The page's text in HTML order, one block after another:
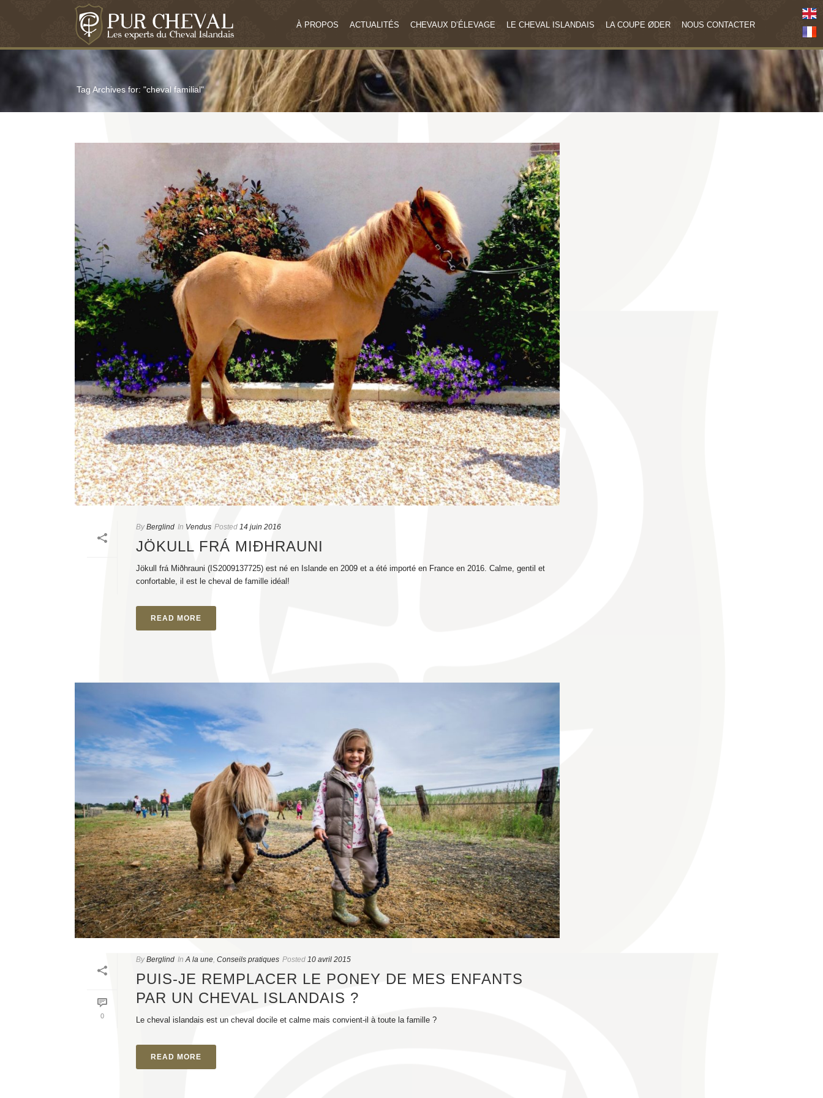
À PROPOS ACTUALITÉS CHEVAUX D’ÉLEVAGE LE CHEVAL ISLANDAIS LA COUPE ØDER NOUS CONTACTER
Tag Archives for: "cheval familial"
By Berglind In Vendus Posted 14 juin 2016
JÖKULL FRÁ MIÐHRAUNI
Jökull frá Miðhrauni (IS2009137725) est né en Islande en 2009 et a été importé en France en 2016. Calme, gentil et
confortable, il est le cheval de famille idéal!
READ MORE
0
By Berglind In A la une Conseils pratiques Posted 10 avril 2015
PUIS-JE REMPLACER LE PONEY DE MES ENFANTS
PAR UN CHEVAL ISLANDAIS ?
Le cheval islandais est un cheval docile et calme mais convient-il à toute la famille ?
READ MORE